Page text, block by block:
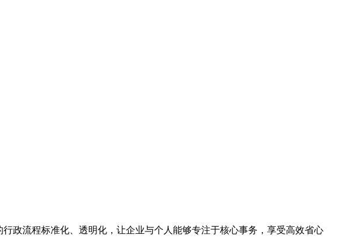
政流程标准化、透明化，让企业与个人能够专注于核心事务，享受高效省心